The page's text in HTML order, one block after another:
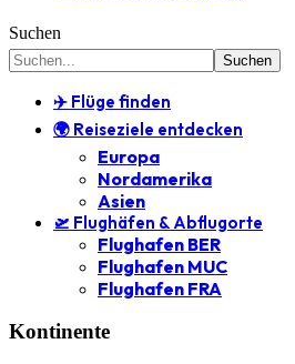
Suchen
✈️ Flüge finden
🌍 Reiseziele entdecken
Europa
Nordamerika
Asien
🛫 Flughäfen & Abflugorte
Flughafen BER
Flughafen MUC
Flughafen FRA
Kontinente